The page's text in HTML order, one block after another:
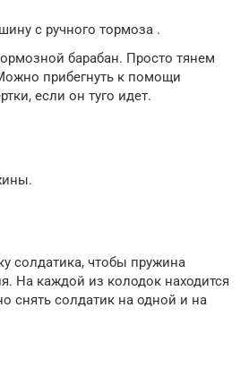
с ручного тормоза .
барабан. Просто тянем
прибегнуть к помощи
если он туго идет.
солдатика, чтобы пружина
На каждой из колодок находится
снять солдатик на одной и на